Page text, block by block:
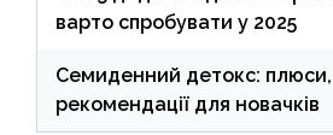
варто спробувати у 2025
Семиденний детокс: плюси,
рекомендації для новачків